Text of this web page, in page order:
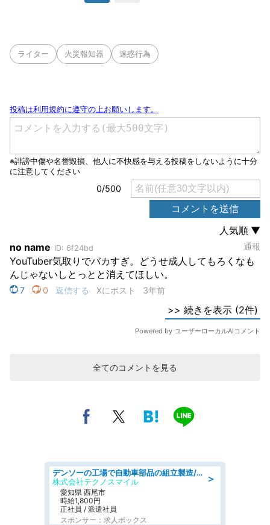
ライター 火災報知器 迷惑行為
全てのコメントを見る
＞
デンソーの工場で自動車部品の組立製造/denso aichi
株式会社テクノスマイル
愛知県 西尾市
時給1,800円
正社員 / 派遣社員
スポンサー：求人ボックス